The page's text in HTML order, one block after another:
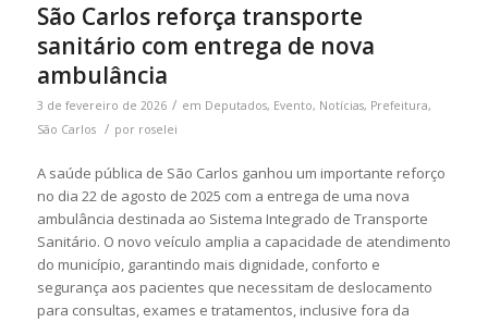
São Carlos reforça transporte
sanitário com entrega de nova
ambulância
3 de fevereiro de 2026 / em Deputados, Evento, Notícias, Prefeitura,
São Carlos
/ por roselei
A saúde pública de São Carlos ganhou um importante reforço
no dia 22 de agosto de 2025 com a entrega de uma nova
ambulância destinada ao Sistema Integrado de Transporte
Sanitário. O novo veículo amplia a capacidade de atendimento
do município, garantindo mais dignidade, conforto e
segurança aos pacientes que necessitam de deslocamento
para consultas, exames e tratamentos, inclusive fora da